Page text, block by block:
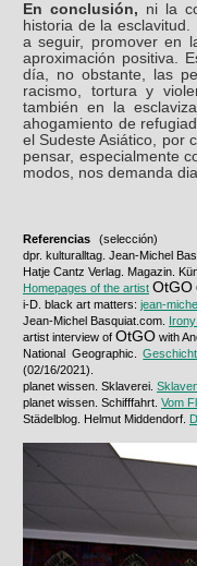
En conclusión, ni la
historia de la
a seguir, promover en
aproximación positiva.
día, no obstante, las
racismo, tortura y
también en la
ahogamiento de
el Sudeste Asiático, por
pensar, especialmente
modos, nos demanda
Referencias
(selección)
dpr. kulturalltag. Jean-Michel
Hatje Cantz Verlag. Magazin.
Homepages of the artist OtGO
i-D. black art matters: jean-
Jean-Michel Basquiat.com.
artist interview of OtGO with
National Geographic.
(02/16/2021).
planet wissen. Sklaverei.
planet wissen. Schifffahrt. Vom
Städelblog. Helmut Middendorf.